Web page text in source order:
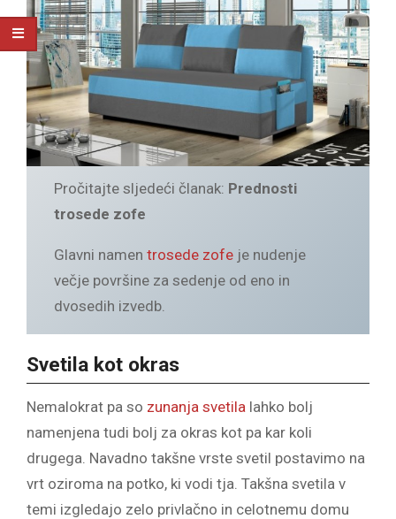
Pročitajte sljedeći članak: Prednosti
trosede zofe
Glavni namentrosede zofe je nudenje
večje površine za sedenje od eno in
dvosedih izvedb.
Svetila kot okras
Nemalokrat pa so zunanja svetila lahko bolj
namenjena tudi bolj za okras kot pa kar koli
drugega. Navadno takšne vrste svetil postavimo na
vrt oziroma na potko, ki vodi tja. Takšna svetila v
temi izgledajo zelo privlačno in celotnemu domu